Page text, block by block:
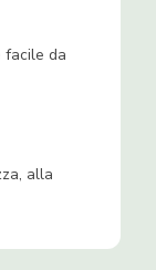
facile da
alla